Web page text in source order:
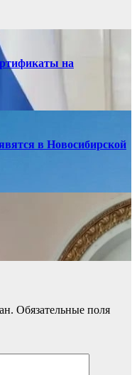
на
в Новосибирской
Обязательные поля